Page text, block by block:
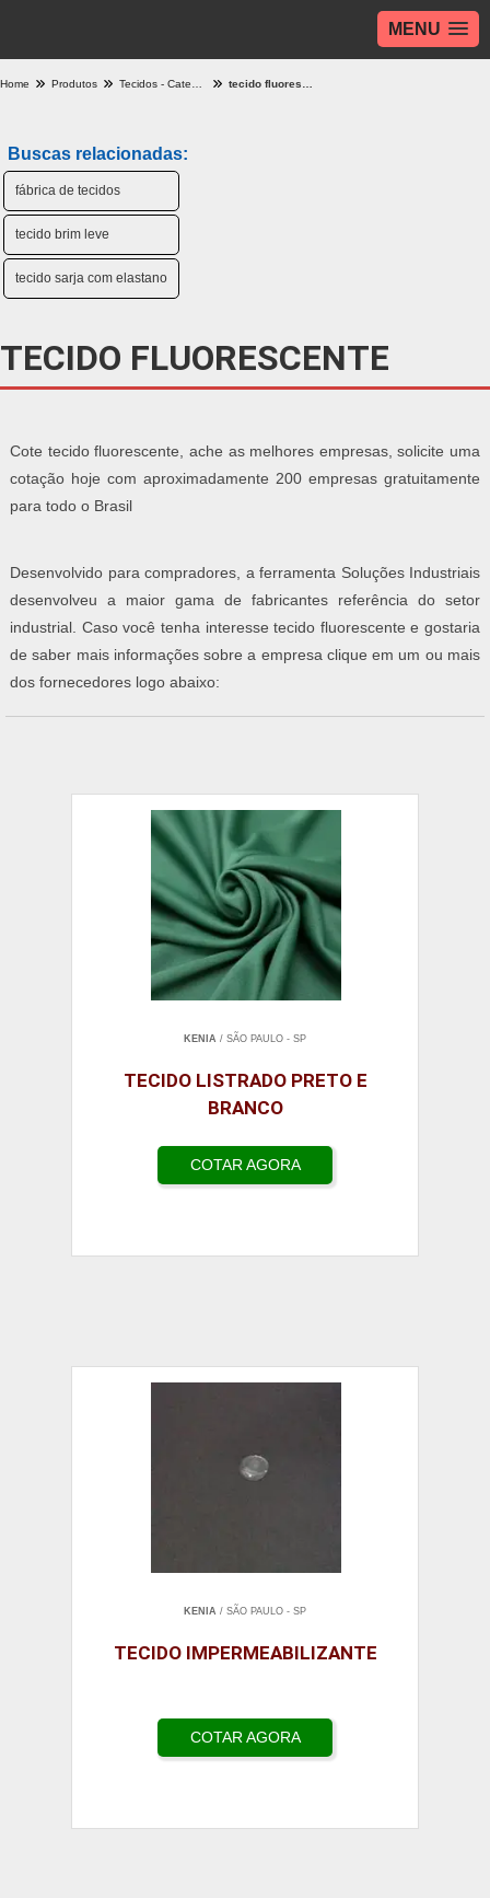
MENU
Home Produtos
Buscas relacionadas:
fábrica de tecidos
tecido brim leve
tecido sarja com elastano
TECIDO FLUORESCENTE
Cote tecido fluorescente, ache as melhores empresas, solicite uma
cotação hoje com aproximadamente 200 empresas gratuitamente
para todo o Brasil
Desenvolvido para compradores, a ferramenta Soluções Industriais
desenvolveu a maior gama de fabricantes referência do setor
industrial. Caso você tenha interesse tecido fluorescente e gostaria
de saber mais informações sobre a empresa clique em um ou mais
dos fornecedores logo abaixo:
KENIA / SÃO PAULO - SP
TECIDO LISTRADO PRETO E
BRANCO
COTAR AGORA
KENIA / SÃO PAULO - SP
TECIDO IMPERMEABILIZANTE
COTAR AGORA